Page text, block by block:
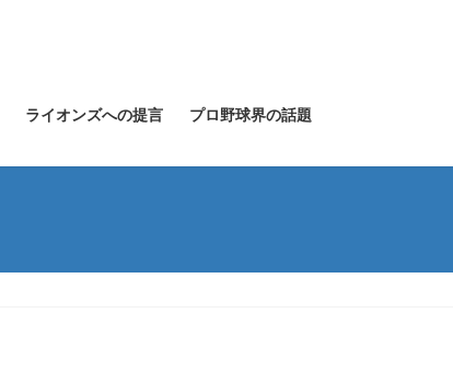
ライオンズへの提言 プロ野球界の話題